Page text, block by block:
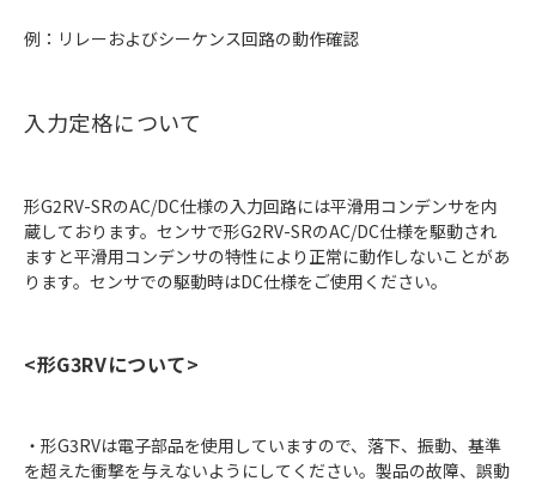
例：リレーおよびシーケンス回路の動作確認
入力定格について
形G2RV-SRのAC/DC仕様の入力回路には平滑用コンデンサを内
蔵しております。センサで形G2RV-SRのAC/DC仕様を駆動され
ますと平滑用コンデンサの特性により正常に動作しないことがあ
ります。センサでの駆動時はDC仕様をご使用ください。
<形G3RVについて>
・形G3RVは電子部品を使用していますので、落下、振動、基準
を超えた衝撃を与えないようにしてください。製品の故障、誤動